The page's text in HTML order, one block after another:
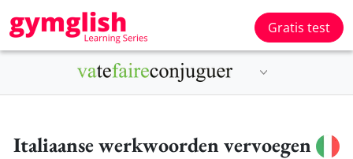
Gratis test
Italiaanse werkwoorden vervoegen